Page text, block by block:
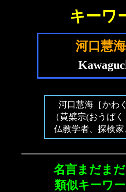
キーワ
河口慧
河口慧海［かわ
（黄檗宗(おうば
仏教学者、探検家
名言まだま
類似キーワ